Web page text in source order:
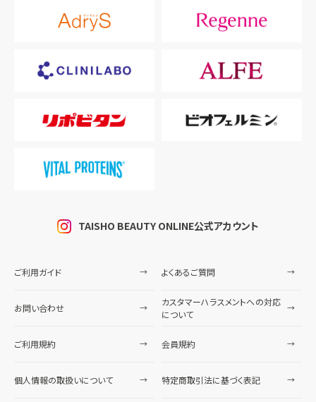
TAISHO BEAUTY ONLINE公式アカウント
ご利用ガイド よくあるご質問
お問い合わせ
カスタマーハラスメントへの対応
について
ご利用規約 会員規約
個人情報の取扱いについて 特定商取引法に基づく表記